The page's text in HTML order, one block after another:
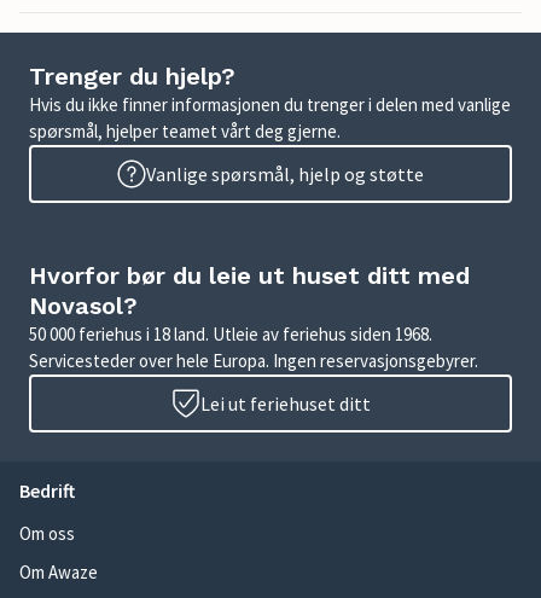
Trenger du hjelp?
Hvis du ikke finner informasjonen du trenger i delen med vanlige
spørsmål, hjelper teamet vårt deg gjerne.
Vanlige spørsmål, hjelp og støtte
Hvorfor bør du leie ut huset ditt med
Novasol?
50 000 feriehus i 18 land. Utleie av feriehus siden 1968.
Servicesteder over hele Europa. Ingen reservasjonsgebyrer.
Lei ut feriehuset ditt
Bedrift
Om oss
Om Awaze